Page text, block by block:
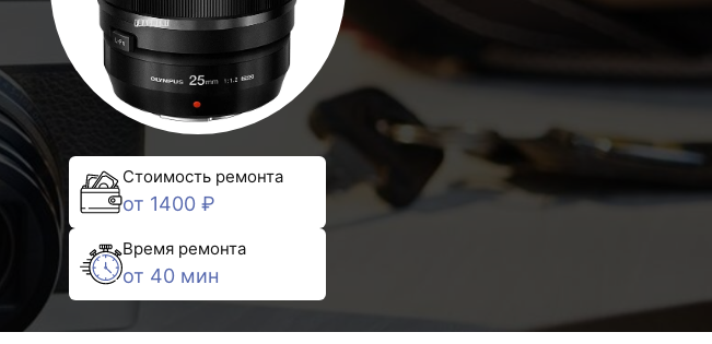
Стоимость ремонта
от 1400 ₽
Время ремонта
от 40 мин